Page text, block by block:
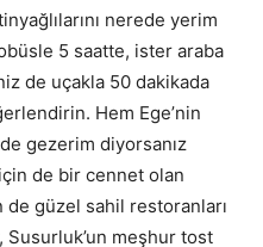
nerede yerim
5 saatte, ister araba
de uçakla 50 dakikada
Hem Ege’nin
de gezerim diyorsanız
için de bir cennet olan
de güzel sahil restoranları
Susurluk’un meşhur tost